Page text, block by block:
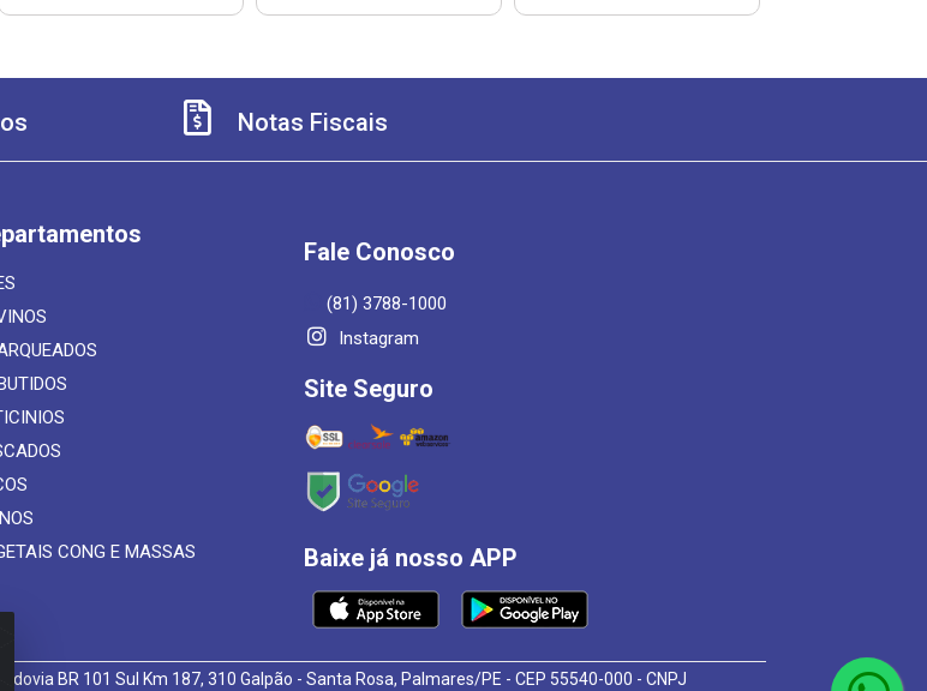
Notas Fiscais
CONG E MASSAS
Fale Conosco
(81) 3788-1000
Instagram
Site Seguro
Baixe já nosso APP
BR 101 Sul Km 187, 310 Galpão - Santa Rosa, Palmares/PE - CEP 55540-000 - CNPJ